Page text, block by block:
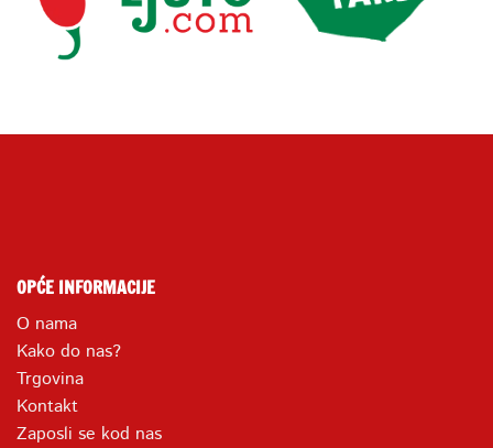
OPĆE INFORMACIJE
O nama
Kako do nas?
Trgovina
Kontakt
Zaposli se kod nas